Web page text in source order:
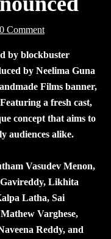
0 Comment
by blockbuster
by Neelima Guna
Films banner,
a fresh cast,
concept that aims to
audiences alike.
Vasudev Menon,
Likhita
Latha, Sai
Varghese,
Reddy, and